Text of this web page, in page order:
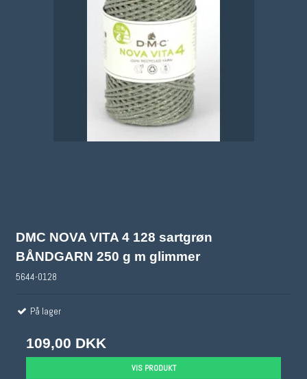
DMC NOVA VITA 4 128 sartgrøn
BÅNDGARN 250 g m glimmer
5644-0128
På lager
109,00 DKK
VIS PRODUKT